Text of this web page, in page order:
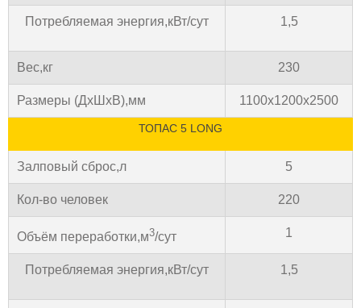
Потребляемая энергия,кВт/сут 1,5
Вес,кг 230
Размеры (ДхШхВ),мм 1100х1200х2500
ТОПАС 5 LONG
Залповый сброс,л 5
Кол-во человек 220
Объём переработки,м3/сут 1
Потребляемая энергия,кВт/сут 1,5